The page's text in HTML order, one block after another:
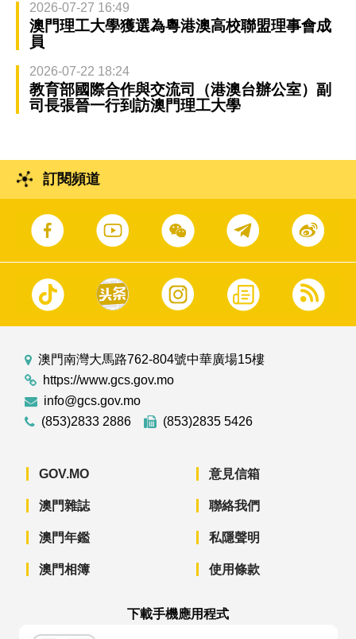
2026-07-27 16:49
澳門理工大學獲選為粵港澳高校聯盟理事會成
員
2026-07-22 18:24
教育部國際合作與交流司（港澳台辦公室）副
司長張晉一行到訪澳門理工大學
訂閱頻道
澳門南灣大馬路762-804號中華廣場15樓
https://www.gcs.gov.mo
info@gcs.gov.mo
(853)2833 2886
(853)2835 5426
GOV.MO
澳門雜誌
澳門年鑑
澳門相簿
意見信箱
聯絡我們
私隱聲明
使用條款
下載手機應用程式